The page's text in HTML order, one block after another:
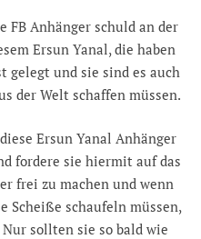
FB Anhänger schuld an der
Ersun Yanal, die haben
gelegt und sie sind es auch
der Welt schaffen müssen.
Ersun Yanal Anhänger
fordere sie hiermit auf das
frei zu machen und wenn
Scheiße schaufeln müssen,
sollten sie so bald wie